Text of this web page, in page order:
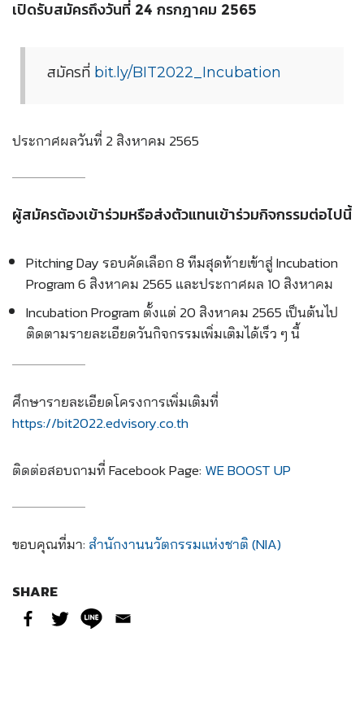
เปิดรับสมัครถึงวันที่ 24 กรกฎาคม 2565
สมัครที่ bit.ly/BIT2022_Incubation
ประกาศผลวันที่ 2 สิงหาคม 2565
ผู้สมัครต้องเข้าร่วมหรือส่งตัวแทนเข้าร่วมกิจกรรมต่อไปนี้
Pitching Day รอบคัดเลือก 8 ทีมสุดท้ายเข้าสู่ Incubation
Program 6 สิงหาคม 2565 และประกาศผล 10 สิงหาคม
Incubation Program ตั้งแต่ 20 สิงหาคม 2565 เป็นต้นไป
ติดตามรายละเอียดวันกิจกรรมเพิ่มเติมได้เร็ว ๆ นี้
ศึกษารายละเอียดโครงการเพิ่มเติมที่
https://bit2022.edvisory.co.th
ติดต่อสอบถามที่ Facebook Page:WE BOOST UP
ขอบคุณที่มา:สำนักงานนวัตกรรมแห่งชาติ (NIA)
SHARE